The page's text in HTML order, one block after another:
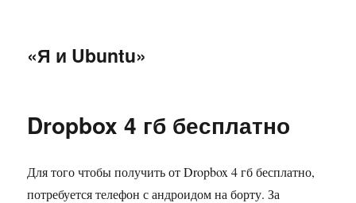
«Я и Ubuntu»
Dropbox 4 гб бесплатно
Для того чтобы получить от Dropbox 4 гб бесплатно,
потребуется телефон с андроидом на борту. За